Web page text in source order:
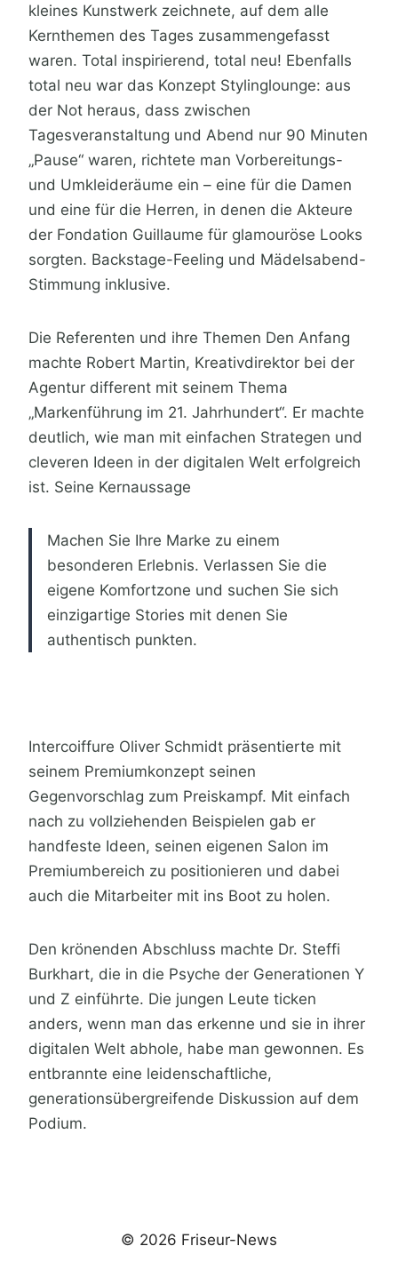
kleines Kunstwerk zeichnete, auf dem alle
Kernthemen des Tages zusammengefasst
waren. Total inspirierend, total neu! Ebenfalls
total neu war das Konzept Stylinglounge: aus
der Not heraus, dass zwischen
Tagesveranstaltung und Abend nur 90 Minuten
„Pause“ waren, richtete man Vorbereitungs-
und Umkleideräume ein – eine für die Damen
und eine für die Herren, in denen die Akteure
der Fondation Guillaume für glamouröse Looks
sorgten. Backstage-Feeling und Mädelsabend-
Stimmung inklusive.
Die Referenten und ihre Themen Den Anfang
machte Robert Martin, Kreativdirektor bei der
Agentur different mit seinem Thema
„Markenführung im 21. Jahrhundert“. Er machte
deutlich, wie man mit einfachen Strategen und
cleveren Ideen in der digitalen Welt erfolgreich
ist. Seine Kernaussage
Machen Sie Ihre Marke zu einem
besonderen Erlebnis. Verlassen Sie die
eigene Komfortzone und suchen Sie sich
einzigartige Stories mit denen Sie
authentisch punkten.
Intercoiffure Oliver Schmidt präsentierte mit
seinem Premiumkonzept seinen
Gegenvorschlag zum Preiskampf. Mit einfach
nach zu vollziehenden Beispielen gab er
handfeste Ideen, seinen eigenen Salon im
Premiumbereich zu positionieren und dabei
auch die Mitarbeiter mit ins Boot zu holen.
Den krönenden Abschluss machte Dr. Steffi
Burkhart, die in die Psyche der Generationen Y
und Z einführte. Die jungen Leute ticken
anders, wenn man das erkenne und sie in ihrer
digitalen Welt abhole, habe man gewonnen. Es
entbrannte eine leidenschaftliche,
generationsübergreifende Diskussion auf dem
Podium.
© 2026 Friseur-News